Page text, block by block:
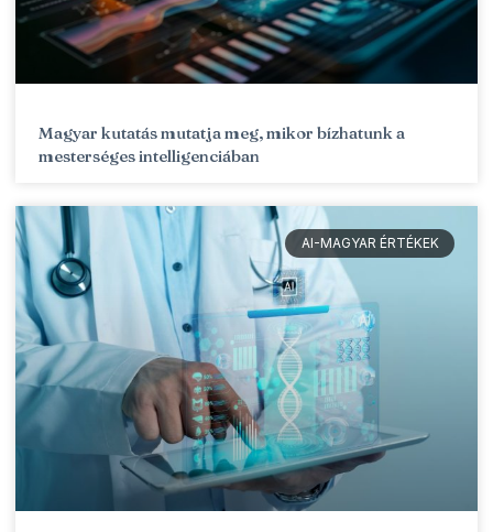
Magyar kutatás mutatja meg, mikor bízhatunk a
mesterséges intelligenciában
AI-MAGYAR ÉRTÉKEK